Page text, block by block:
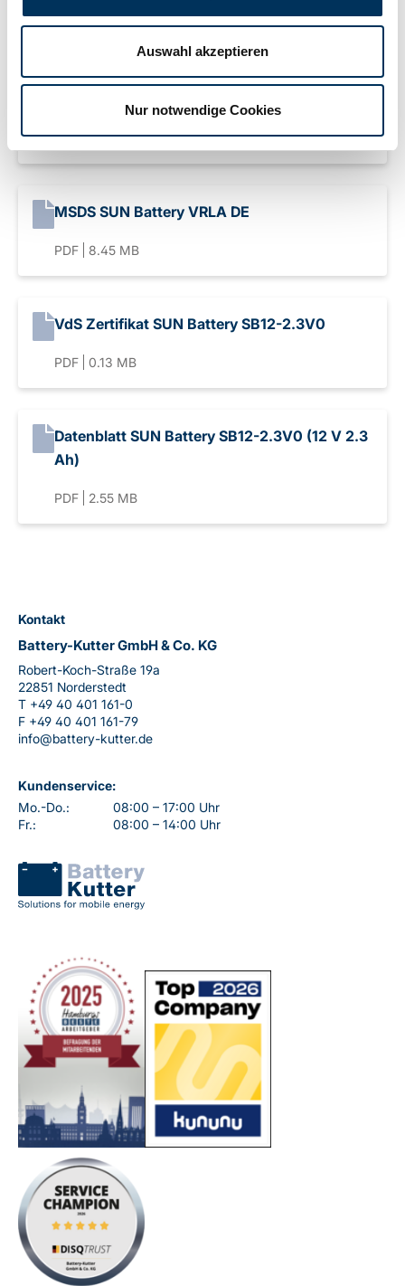
Auswahl akzeptieren
Nur notwendige Cookies
PDF 5.20 MB
MSDS SUN Battery VRLA DE
PDF 8.45 MB
VdS Zertifikat SUN Battery SB12-2.3V0
PDF 0.13 MB
Datenblatt SUN Battery SB12-2.3V0 (12 V 2.3
Ah)
PDF 2.55 MB
Kontakt
Battery-Kutter GmbH & Co. KG
Robert-Koch-Straße 19a
22851 Norderstedt
T +49 40 401 161-0
F +49 40 401 161-79
info@battery-kutter.de
Kundenservice:
Mo.-Do.:
08:00 – 17:00 Uhr
Fr.:
08:00 – 14:00 Uhr